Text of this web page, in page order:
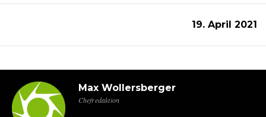
19. April 2021
Max Wollersberger
Chefredaktion